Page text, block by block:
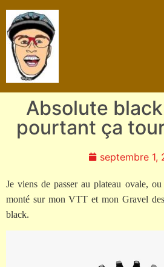
Absolute
pourtant ça
septembre 1,
Je viens de passer au plateau ovale,
monté sur mon VTT et mon Gravel
black.